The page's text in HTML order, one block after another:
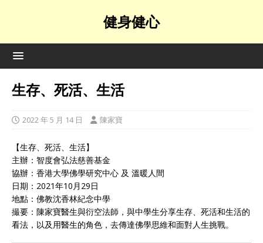
健身健心
生存、死活、生活
2022 年 5 月 14 日 陳家寶
【生存、死活、生活】
主辦：智度會弘法慈善基金
協辦：香港大學佛學研究中心 及 溫暖人間
日期：2021年10月29日
地點：佛教沈香林紀念中學
撮要：陳家寶醫生與衍空法師，與中學生分享生存、死活和生活的
看法，以及用醫生的角色，去傳達佛學思維和面對人生挑戰。